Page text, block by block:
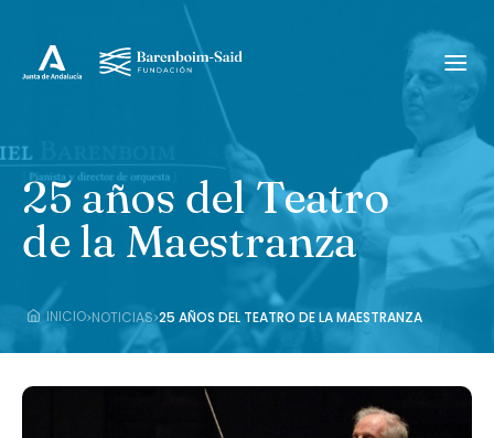
25 años del Teatro
de la Maestranza
INICIO›NOTICIAS›25 AÑOS DEL TEATRO DE LA MAESTRANZA